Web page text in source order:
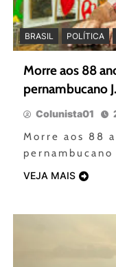
BRASIL POLÍTICA
Morre aos 88
pernambucano
Colunista01
Morre aos 88
pernambucano
VEJA MAIS